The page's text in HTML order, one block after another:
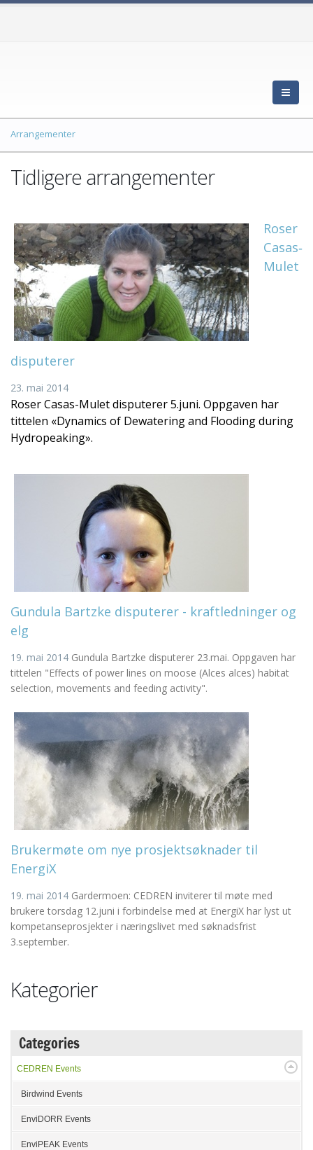
Arrangementer
Tidligere arrangementer
Roser
Casas‐
Mulet
disputerer
23. mai 2014
Roser Casas-Mulet disputerer 5.juni. Oppgaven har
tittelen «Dynamics of Dewatering and Flooding during
Hydropeaking».
Gundula Bartzke disputerer - kraftledninger og
elg
19. mai 2014 Gundula Bartzke disputerer 23.mai. Oppgaven har
tittelen "Effects of power lines on moose (Alces alces) habitat
selection, movements and feeding activity".
Brukermøte om nye prosjektsøknader til
EnergiX
19. mai 2014 Gardermoen: CEDREN inviterer til møte med
brukere torsdag 12.juni i forbindelse med at EnergiX har lyst ut
kompetanseprosjekter i næringslivet med søknadsfrist
3.september.
Kategorier
Categories
CEDREN Events
Birdwind Events
EnviDORR Events
EnviPEAK Events